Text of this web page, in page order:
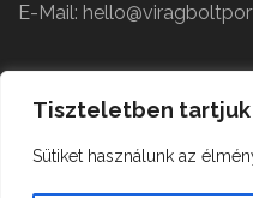
Tiszteletben tartjuk
Sütiket használunk az
E-Mail: